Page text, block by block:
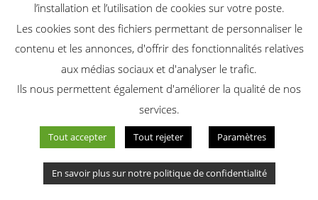
InstagramFacebook
© APFE |Politique de confidentialité|Mentions légales| Création du
site :Groupe IMPAAKT
l’installation et l’utilisation de cookies sur votre poste.
Les cookies sont des fichiers permettant de personnaliser le
contenu et les annonces, d'offrir des fonctionnalités relatives
aux médias sociaux et d'analyser le trafic.
Ils nous permettent également d'améliorer la qualité de nos
services.
Tout accepter Tout rejeter Paramètres
En savoir plus sur notre politique de confidentialité